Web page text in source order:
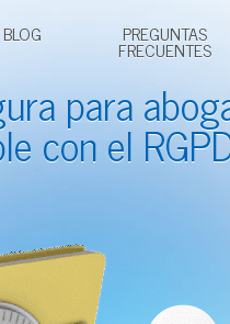
BLOG PREGUNTAS
FRECUENTES
para
con el